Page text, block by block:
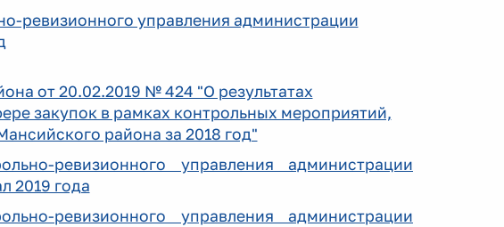
ревизионного управления администрации
от 20.02.2019 № 424 "О результатах
закупок в рамках контрольных мероприятий,
района за 2018 год"
ревизионного управления администрации
2019 года
ревизионного управления администрации